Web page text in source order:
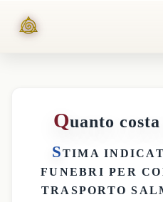
Quanto
STIMA
FUNEBRI PER
TRASPORTO